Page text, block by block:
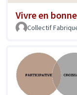
Vivre en
Collectif